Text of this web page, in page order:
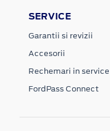
SERVICE
Garantii si revizii
Accesorii
Rechemari in service
FordPass Connect